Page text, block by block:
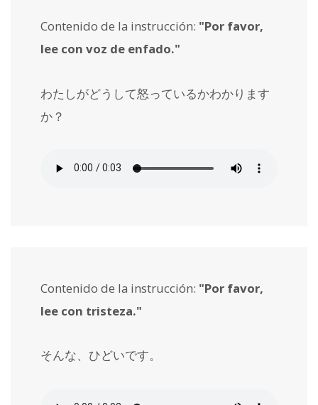
Contenido de la instrucción: "Por favor,
lee con voz de enfado."
わたしがどうして怒っているかわかります
か？
Contenido de la instrucción: "Por favor,
lee con tristeza."
そんな、ひどいです。